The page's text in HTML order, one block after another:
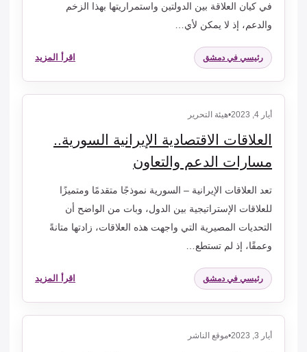
في كيان العلاقة بين الدولتين واستمراريتها بهذا الزخم
والدعم، إذ لا يمكن لأي…
رئيسي في دمشق اقرأ المزيد
أيار 4, 2023 •هيئة التحرير
العلاقات الاقتصادية الإيرانية السورية..
مسارات الدعم والتعاون
تعد العلاقات الإيرانية – السورية نموذجًا متقدمًا ومتميزًا
للعلاقات الإستراتيجية بين الدول، وبات من الواضح أن
التحديات المصيرية التي واجهت هذه العلاقات، زادتها متانةً
وعمقًا، إذ لم تستطع…
رئيسي في دمشق اقرأ المزيد
أيار 3, 2023 •موقع الناشر